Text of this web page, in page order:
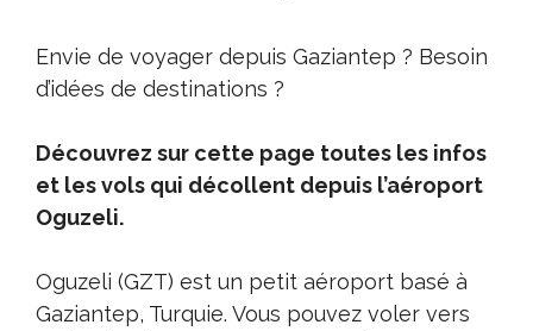
Envie de voyager depuis Gaziantep ? Besoin
d’idées de destinations ?
Découvrez sur cette page toutes les infos
et les vols qui décollent depuis l’aéroport
Oguzeli.
Oguzeli (GZT) est un petit aéroport basé à
Gaziantep, Turquie. Vous pouvez voler vers